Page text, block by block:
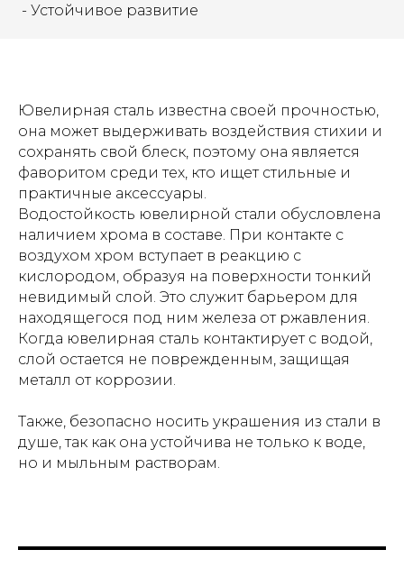
- Устойчивое развитие
Ювелирная сталь известна своей прочностью,
она может выдерживать воздействия стихии и
сохранять свой блеск, поэтому она является
фаворитом среди тех, кто ищет стильные и
практичные аксессуары.
Водостойкость ювелирной стали обусловлена
наличием хрома в составе. При контакте с
воздухом хром вступает в реакцию с
кислородом, образуя на поверхности тонкий
невидимый слой. Это служит барьером для
находящегося под ним железа от ржавления.
Когда ювелирная сталь контактирует с водой,
слой остается не поврежденным, защищая
металл от коррозии.
Также, безопасно носить украшения из стали в
душе, так как она устойчива не только к воде,
но и мыльным растворам.